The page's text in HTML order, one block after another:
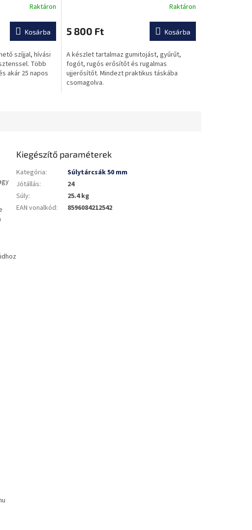
Raktáron
Kosárba
szíjjal, hívási
Több
akár 25 napos
átlagos
értékelése
ből
0,0
csillag.
Raktáron
5 800 Ft Kosárba
A készlet tartalmaz gumitojást, gyűrűt,
fogót, rugós erősítőt és rugalmas
ujjerősítőt. Mindezt praktikus táskába
csomagolva.
Kiegészítő paraméterek
Kategória:
Súlytárcsák 50 mm
Jótállás:
24
Súly:
25.4 kg
EAN vonalkód: 8596084212542